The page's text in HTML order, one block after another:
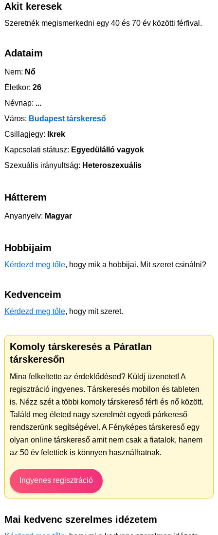
Akit keresek
Szeretnék megismerkedni egy 40 és 70 év közötti férfival.
Adataim
Nem: Nő
Életkor: 26
Névnap: ...
Város: Budapest társkereső
Csillagjegy: Ikrek
Kapcsolati státusz: Egyedülálló vagyok
Szexuális irányultság: Heteroszexuális
Hátterem
Anyanyelv: Magyar
Hobbijaim
Kérdezd meg tőle, hogy mik a hobbijai. Mit szeret csinálni?
Kedvenceim
Kérdezd meg tőle, hogy mit szeret.
Komoly társkeresés a Páratlan
társkeresőn
Mina felkeltette az érdeklődésed? Küldj üzenetet! A
regisztráció ingyenes. Társkeresés mobilon és tableten
is. Nézz szét a többi komoly társkereső férfi és nő között.
Találd meg életed nagy szerelmét egyedi párkereső
rendszerünk segítségével. A Fényképes társkereső egy
olyan online társkereső amit nem csak a fiatalok, hanem
az 50 év felettiek is könnyen használhatnak.
Ingyenes regisztráció
Mai kedvenc szerelmes idézetem